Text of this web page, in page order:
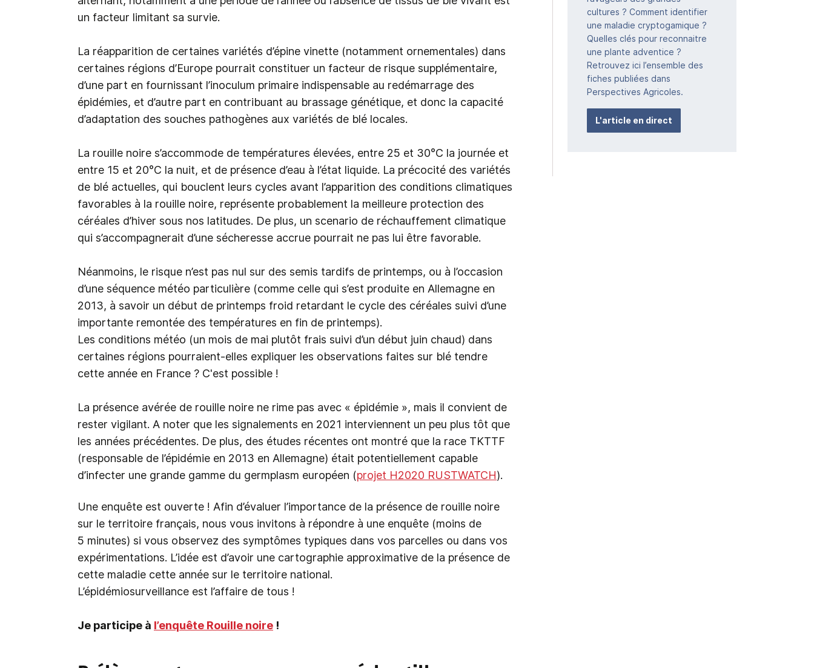
un facteur limitant sa survie.
La réapparition de certaines variétés d’épine vinette (notamment ornementales) dans
certaines régions d’Europe pourrait constituer un facteur de risque supplémentaire,
d’une part en fournissant l’inoculum primaire indispensable au redémarrage des
épidémies, et d’autre part en contribuant au brassage génétique, et donc la capacité
d’adaptation des souches pathogènes aux variétés de blé locales.
La rouille noire s’accommode de températures élevées, entre 25 et 30°C la journée et
entre 15 et 20°C la nuit, et de présence d’eau à l’état liquide. La précocité des variétés
de blé actuelles, qui bouclent leurs cycles avant l’apparition des conditions climatiques
favorables à la rouille noire, représente probablement la meilleure protection des
céréales d’hiver sous nos latitudes. De plus, un scenario de réchauffement climatique
qui s’accompagnerait d’une sécheresse accrue pourrait ne pas lui être favorable.
Néanmoins, le risque n’est pas nul sur des semis tardifs de printemps, ou à l’occasion
d’une séquence météo particulière (comme celle qui s’est produite en Allemagne en
2013, à savoir un début de printemps froid retardant le cycle des céréales suivi d’une
importante remontée des températures en fin de printemps).
Les conditions météo (un mois de mai plutôt frais suivi d’un début juin chaud) dans
certaines régions pourraient-elles expliquer les observations faites sur blé tendre
cette année en France ? C'est possible !
La présence avérée de rouille noire ne rime pas avec « épidémie », mais il convient de
rester vigilant. A noter que les signalements en 2021 interviennent un peu plus tôt que
les années précédentes. De plus, des études récentes ont montré que la race TKTTF
(responsable de l’épidémie en 2013 en Allemagne) était potentiellement capable
d’infecter une grande gamme du germplasm européen (projet H2020 RUSTWATCH).
Une enquête est ouverte ! Afin d’évaluer l’importance de la présence de rouille noire
sur le territoire français, nous vous invitons à répondre à une enquête (moins de
5 minutes) si vous observez des symptômes typiques dans vos parcelles ou dans vos
expérimentations. L’idée est d’avoir une cartographie approximative de la présence de
cette maladie cette année sur le territoire national.
L’épidémiosurveillance est l’affaire de tous !
Je participe à l’enquête Rouille noire!
cultures ? Comment identifier
une maladie cryptogamique ?
Quelles clés pour reconnaitre
une plante adventice ?
Retrouvez ici l’ensemble des
fiches publiées dans
Perspectives Agricoles.
L'article en direct